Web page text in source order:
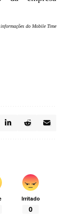
do Mobile Time
Irritado
0